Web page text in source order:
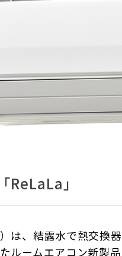
ReLaLa」
は、結露水で熱交換器
ルームエアコン新製品